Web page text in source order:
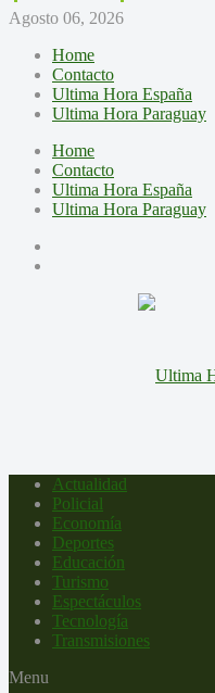
Agosto 06, 2026
Home
Contacto
Ultima Hora España
Ultima Hora Paraguay
Home
Contacto
Ultima Hora España
Ultima Hora Paraguay
Actualidad
Policial
Economía
Deportes
Educación
Turismo
Espectáculos
Tecnología
Transmisiones
Menu